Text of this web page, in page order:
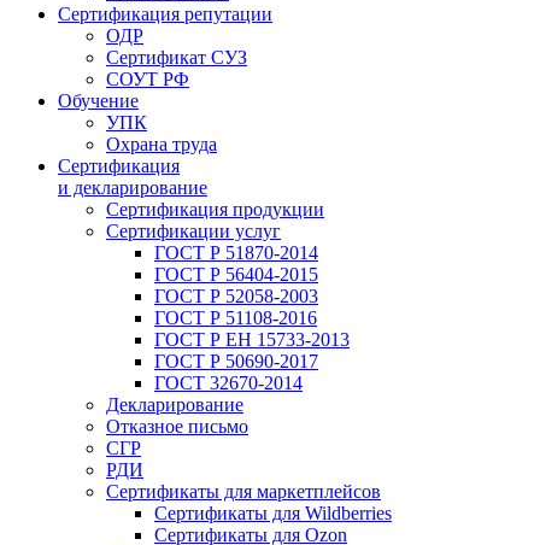
Сертификация репутации
ОДР
Сертификат СУЗ
СОУТ РФ
Обучение
УПК
Охрана труда
Сертификация
и декларирование
Сертификация продукции
Сертификации услуг
ГОСТ Р 51870-2014
ГОСТ Р 56404-2015
ГОСТ Р 52058-2003
ГОСТ Р 51108-2016
ГОСТ Р ЕН 15733-2013
ГОСТ Р 50690-2017
ГОСТ 32670-2014
Декларирование
Отказное письмо
СГР
РДИ
Сертификаты для маркетплейсов
Сертификаты для Wildberries
Сертификаты для Ozon